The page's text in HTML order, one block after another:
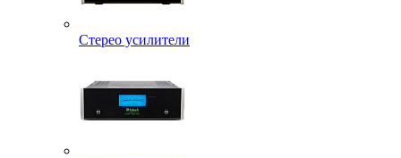
Стерео усилители